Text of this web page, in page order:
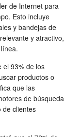
de Internet para
Esto incluye
y bandejas de
y atractivo,
el 93% de los
productos o
que las
de búsqueda
de clientes